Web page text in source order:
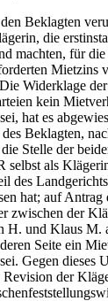
Beklagten
die
machten, für
Mietzins
Widerklage
kein
hat es
Beklagten,
Stelle der
selbst als
des
hat; auf Antrag
zwischen der
H. und Klaus M.
Seite ein
Gegen dieses
Revision der